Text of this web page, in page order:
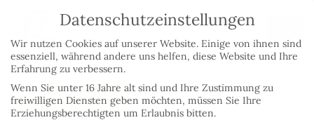
089 - 366939
Datenschutzeinstellungen
Wir nutzen Cookies auf unserer Website. Einige von ihnen sind
essenziell, während andere uns helfen, diese Website und Ihre
Erfahrung zu verbessern.
Wenn Sie unter 16 Jahre alt sind und Ihre Zustimmung zu
freiwilligen Diensten geben möchten, müssen Sie Ihre
Erziehungsberechtigten um Erlaubnis bitten.